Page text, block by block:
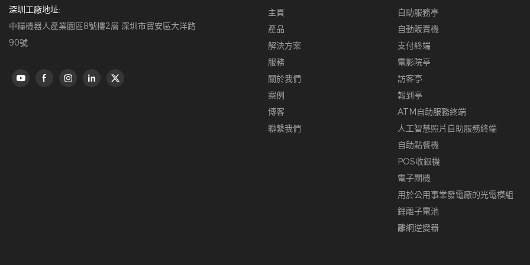
深圳工廠地址:
中糧機器人產業園區8號樓2層 深圳市寶安區大洋路
90號
主頁
產品
解決方案
服務
關於我們
案例
博客
聯繫我們
自助服務亭
自動販賣機
支付終端
電影院亭
訪客亭
報到亭
ATM自助服務終端
人工智慧照片自助服務終端
自助點餐機
POS收銀機
電子閘機
用於公用事業發電廠的光電模組
鋰離子電池
離網逆變器